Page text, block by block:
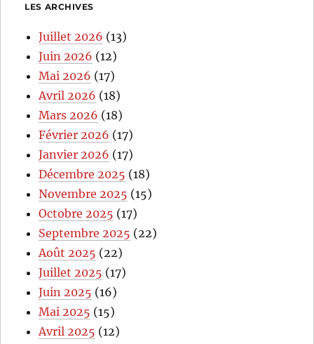
LES ARCHIVES
Juillet 2026 (13)
Juin 2026 (12)
Mai 2026 (17)
Avril 2026 (18)
Mars 2026 (18)
Février 2026 (17)
Janvier 2026 (17)
Décembre 2025 (18)
Novembre 2025 (15)
Octobre 2025 (17)
Septembre 2025 (22)
Août 2025 (22)
Juillet 2025 (17)
Juin 2025 (16)
Mai 2025 (15)
Avril 2025 (12)